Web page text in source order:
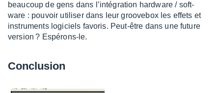
beau­coup de gens dans l’in­té­gra­tion hard­ware / soft­
ware : pouvoir utili­ser dans leur groo­ve­box les effets et
instru­ments logi­ciels favo­ris. Peut-être dans une future
version ? Espé­rons-le.
Conclu­sion